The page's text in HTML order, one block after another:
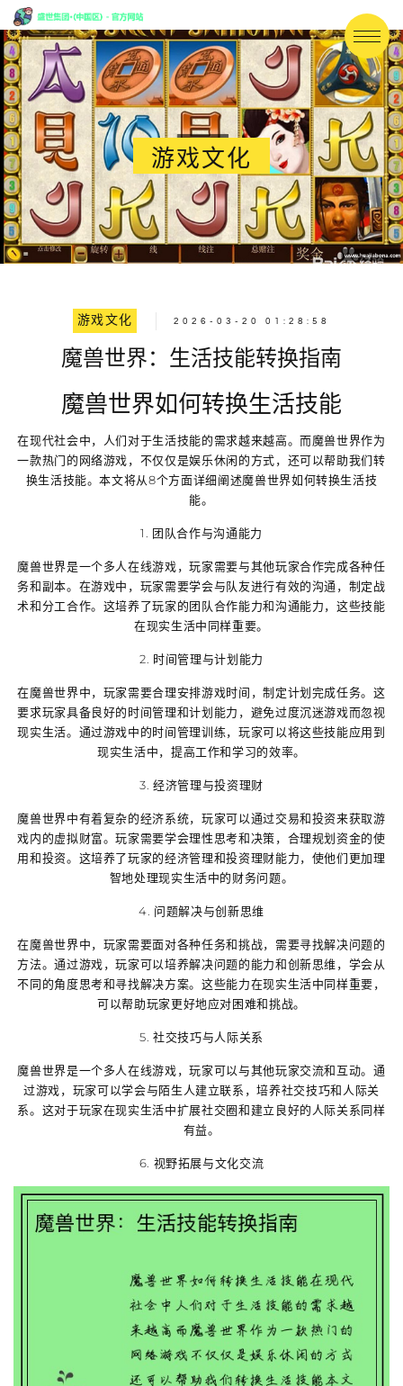
游戏文化
游戏文化 2026-03-20 01:28:58
魔兽世界：生活技能转换指南
魔兽世界如何转换生活技能
在现代社会中，人们对于生活技能的需求越来越高。而魔兽世界作为
一款热门的网络游戏，不仅仅是娱乐休闲的方式，还可以帮助我们转
换生活技能。本文将从8个方面详细阐述魔兽世界如何转换生活技
能。
1. 团队合作与沟通能力
魔兽世界是一个多人在线游戏，玩家需要与其他玩家合作完成各种任
务和副本。在游戏中，玩家需要学会与队友进行有效的沟通，制定战
术和分工合作。这培养了玩家的团队合作能力和沟通能力，这些技能
在现实生活中同样重要。
2. 时间管理与计划能力
在魔兽世界中，玩家需要合理安排游戏时间，制定计划完成任务。这
要求玩家具备良好的时间管理和计划能力，避免过度沉迷游戏而忽视
现实生活。通过游戏中的时间管理训练，玩家可以将这些技能应用到
现实生活中，提高工作和学习的效率。
3. 经济管理与投资理财
魔兽世界中有着复杂的经济系统，玩家可以通过交易和投资来获取游
戏内的虚拟财富。玩家需要学会理性思考和决策，合理规划资金的使
用和投资。这培养了玩家的经济管理和投资理财能力，使他们更加理
智地处理现实生活中的财务问题。
4. 问题解决与创新思维
在魔兽世界中，玩家需要面对各种任务和挑战，需要寻找解决问题的
方法。通过游戏，玩家可以培养解决问题的能力和创新思维，学会从
不同的角度思考和寻找解决方案。这些能力在现实生活中同样重要，
可以帮助玩家更好地应对困难和挑战。
5. 社交技巧与人际关系
魔兽世界是一个多人在线游戏，玩家可以与其他玩家交流和互动。通
过游戏，玩家可以学会与陌生人建立联系，培养社交技巧和人际关
系。这对于玩家在现实生活中扩展社交圈和建立良好的人际关系同样
有益。
6. 视野拓展与文化交流